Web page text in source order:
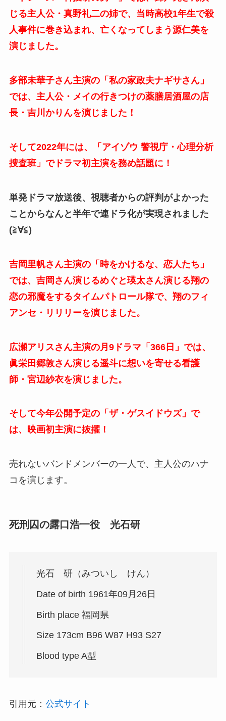
じる主人公・真野礼二の姉で、当時高校1年生で殺
人事件に巻き込まれ、亡くなってしまう源仁美を
演じました。
多部未華子さん主演の「私の家政夫ナギサさん」
では、主人公・メイの行きつけの薬膳居酒屋の店
長・吉川かりんを演じました！
そして2022年には、「アイゾウ 警視庁・心理分析
捜査班」でドラマ初主演を務め話題に！
単発ドラマ放送後、視聴者からの評判がよかった
ことからなんと半年で連ドラ化が実現されました
(≧∀≦)
吉岡里帆さん主演の「時をかけるな、恋人たち」
では、吉岡さん演じるめぐと瑛太さん演じる翔の
恋の邪魔をするタイムパトロール隊で、翔のフィ
アンセ・リリリーを演じました。
広瀬アリスさん主演の月9ドラマ「366日」では、
眞栄田郷敦さん演じる遥斗に想いを寄せる看護
師・宮辺紗衣を演じました。
そして今年公開予定の「ザ・ゲスイドウズ」で
は、映画初主演に抜擢！
売れないバンドメンバーの一人で、主人公のハナ
コを演じます。
死刑囚の露口浩一役 光石研
光石 研（みついし けん）
Date of birth 1961年09月26日
Birth place 福岡県
Size 173cm B96 W87 H93 S27
Blood type A型
引用元： 公式サイト